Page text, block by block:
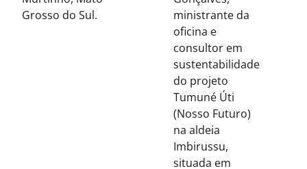
Grosso do Sul.
ministrante da
oficina e
consultor em
sustentabilidade
do projeto
Tumuné Úti
(Nosso Futuro)
na aldeia
Imbirussu,
situada em